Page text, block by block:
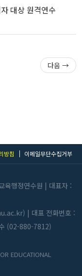
대상 원격연수
다음 →
방침 이메일무단수집거부
육행정연수원 | 대표자 :
| 대표 전화번호 :
(02-880-7812)
EDUCATIONAL